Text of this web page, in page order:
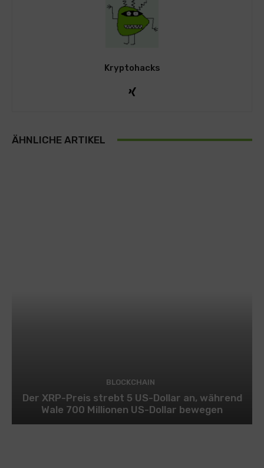
Kryptohacks
ÄHNLICHE ARTIKEL
BLOCKCHAIN
Der XRP-Preis strebt 5 US-Dollar an, während
Wale 700 Millionen US-Dollar bewegen